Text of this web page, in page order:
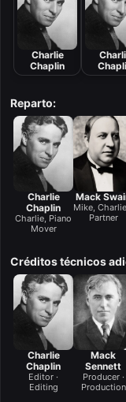
Charlie
Chaplin
Reparto:
Charlie
Chaplin
Charlie, Piano
Mover
Mack
Mike,
Partner
Créditos técnicos
Charlie
Chaplin
Editor ·
Editing
Mack
Sennett
Producer ·
Production